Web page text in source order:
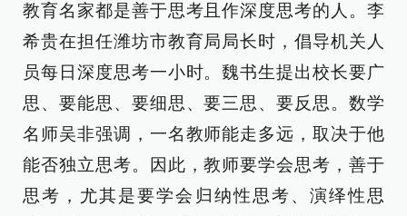
教育名家都是善于思考且作深度思考的人。李
希贵在担任潍坊市教育局局长时，倡导机关人
员每日深度思考一小时。魏书生提出校长要广
思、要能思、要细思、要三思、要反思。数学
名师吴非强调，一名教师能走多远，取决于他
能否独立思考。因此，教师要学会思考，善于
思考，尤其是要学会归纳性思考、演绎性思